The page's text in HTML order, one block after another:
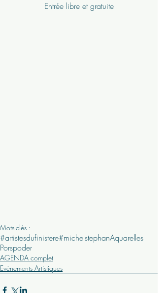
Entrée libre et gratuite
Mots-clés :
#artistesdufinistere#michelstephanAquarelles
Porspoder
AGENDA complet
Evénements Artistiques